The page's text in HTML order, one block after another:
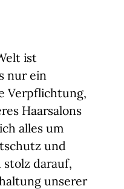
ist
nur ein
Verpflichtung,
Haarsalons
alles um
und
stolz darauf,
unserer